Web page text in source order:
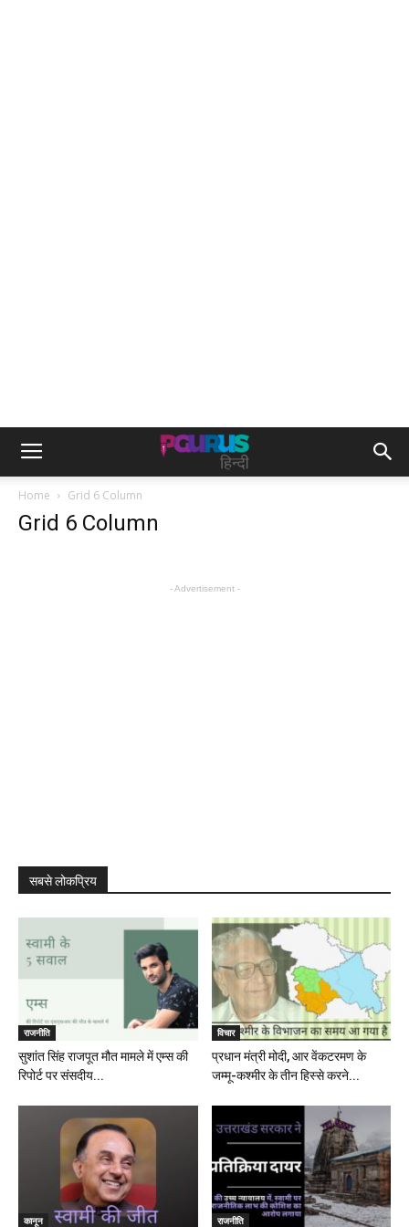
Home Grid 6 Column
Grid 6 Column
- Advertisement -
सबसे लोकप्रिय
राजनीति
सुशांत सिंह राजपूत मौत मामले में एम्स की
रिपोर्ट पर संसदीय...
विचार
प्रधान मंत्री मोदी, आर वेंकटरमण के
जम्मू-कश्मीर के तीन हिस्से करने...
कानून राजनीति